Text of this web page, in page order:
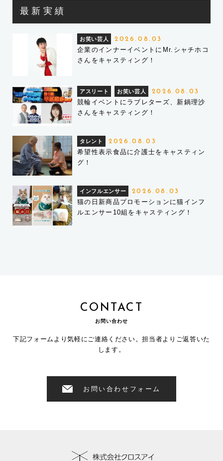
最新実績
お笑い芸人 2026.08.03
企業のインナーイベントにMr.シャチホコ
さんをキャスティング！
アスリート お笑い芸人 2026.08.03
競輪イベントにラブレターズ、新鍋理沙
さんをキャスティング！
タレント 2026.08.03
希望性表示食品に介護士をキャスティン
グ！
インフルエンサー 2026.08.03
猫の日新商品プロモーションに猫インフ
ルエンサー10組をキャスティング！
CONTACT
お問い合わせ
下記フォームより気軽にご連絡ください。担当者よりご返答いた
します。
お問い合わせフォーム